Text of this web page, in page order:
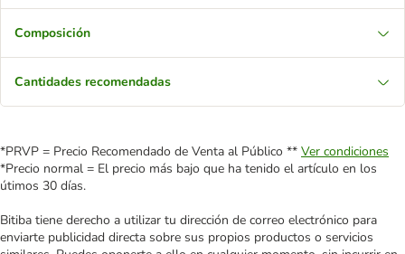
Composición
Cantidades recomendadas
*PRVP = Precio Recomendado de Venta al Público ** Ver condiciones
*Precio normal = El precio más bajo que ha tenido el artículo en los
útimos 30 días.
Bitiba tiene derecho a utilizar tu dirección de correo electrónico para
enviarte publicidad directa sobre sus propios productos o servicios